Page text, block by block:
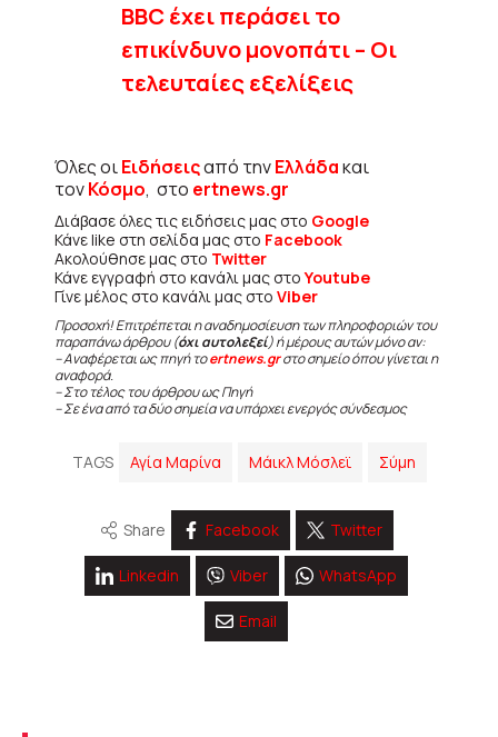
BBC έχει περάσει το
επικίνδυνο μονοπάτι – Οι
τελευταίες εξελίξεις
Όλες οιΕιδήσειςαπό τηνΕλλάδακαι
τονΚόσμο, στο ertnews.gr
Διάβασε όλες τις ειδήσεις μας στο Google
Κάνε like στη σελίδα μας στο Facebook
Ακολούθησε μας στο Twitter
Κάνε εγγραφή στο κανάλι μας στοYoutube
Γίνε μέλος στο κανάλι μας στο Viber
Προσοχή! Επιτρέπεται η αναδημοσίευση των πληροφοριών του
παραπάνω άρθρου (όχι αυτολεξεί) ή μέρους αυτών μόνο αν:
– Αναφέρεται ως πηγή τοertnews.grστο σημείο όπου γίνεται η
αναφορά.
– Στο τέλος του άρθρου ως Πηγή
– Σε ένα από τα δύο σημεία να υπάρχει ενεργός σύνδεσμος
TAGS Αγία Μαρίνα Μάικλ Μόσλεϊ Σύμη
Share Facebook Twitter
Linkedin Viber WhatsApp
Email